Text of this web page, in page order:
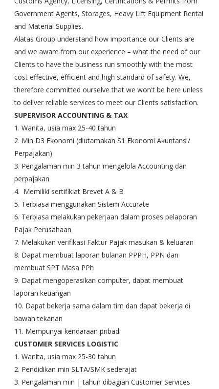
Government Agents, Storages, Heavy Lift Equipment Rental
and Material Supplies.
Alatas Group understand how importance our Clients are
and we aware from our experience – what the need of our
Clients to have the business run smoothly with the most
cost effective, efficient and high standard of safety. We,
therefore committed ourselve that we won't be here unless
to deliver reliable services to meet our Clients satisfaction.
SUPERVISOR ACCOUNTING & TAX
1. Wanita, usia max 25-40 tahun
2. Min D3 Ekonomi (diutamakan S1 Ekonomi Akuntansi/
Perpajakan)
3. Pengalaman min 3 tahun mengelola Accounting dan
perpajakan
4. Memiliki sertifikiat Brevet A & B
5. Terbiasa menggunakan Sistem Accurate
6. Terbiasa melakukan pekerjaan dalam proses pelaporan
Pajak Perusahaan
7. Melakukan verifikasi Faktur Pajak masukan & keluaran
8. Dapat membuat laporan bulanan PPPH, PPN dan
membuat SPT Masa PPh
9. Dapat mengoperasikan computer, dapat membuat
laporan keuangan
10. Dapat bekerja sama dalam tim dan dapat bekerja di
bawah tekanan
11. Mempunyai kendaraan pribadi
CUSTOMER SERVICES LOGISTIC
1. Wanita, usia max 25-30 tahun
2. Pendidikan min SLTA/SMK sederajat
3. Pengalaman min | tahun dibagian Customer Services